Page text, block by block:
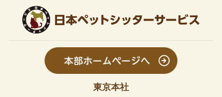
東京本社